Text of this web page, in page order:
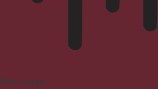
Mode aveugle